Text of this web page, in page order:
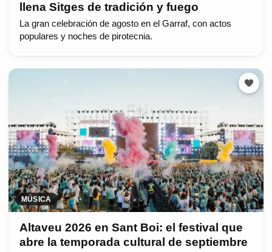
llena Sitges de tradición y fuego
La gran celebración de agosto en el Garraf, con actos
populares y noches de pirotecnia.
MÚSICA
Altaveu 2026 en Sant Boi: el festival que
abre la temporada cultural de septiembre